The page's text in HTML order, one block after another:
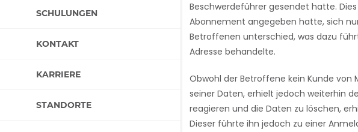
SCHULUNGEN
KONTAKT
KARRIERE
STANDORTE
Beschwerdeführer gesendet hatte.
Abonnement angegeben hatte, sich
Betroffenen unterschied, was dazu
Adresse behandelte.
Obwohl der Betroffene kein Kunde von
seiner Daten, erhielt jedoch weiterhin
reagieren und die Daten zu löschen,
Dieser führte ihn jedoch zu einer